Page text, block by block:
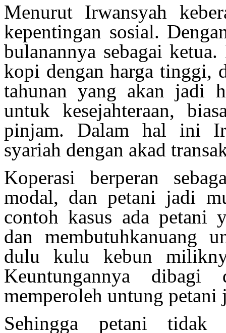
Menurut Irwansyah
kepentingan sosial.
bulanannya sebagai
kopi dengan harga tinggi,
tahunan yang akan jadi
untuk kesejahteraan,
pinjam. Dalam hal ini
syariah dengan akad
Koperasi berperan
modal, dan petani jadi
contoh kasus ada petani
dan membutuhkanuang
dulu kulu kebun
Keuntungannya
memperoleh untung petani
Sehingga petani tidak